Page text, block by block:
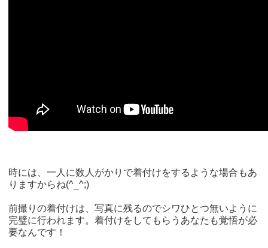
時には、一人に数人がかりで着付けをするような場合もあ
りますからね(^_^;)
前撮りの着付けは、写真に残るのでシワひとつ無いように
完璧に行われます。着付けをしてもらうあなたも覚悟が必
要なんです！